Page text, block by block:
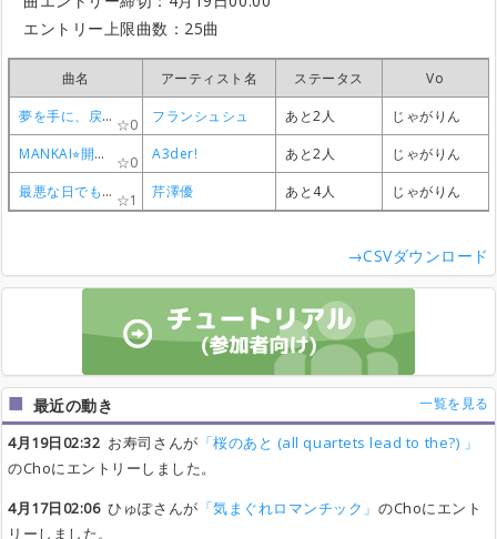
エントリー上限曲数：25曲
曲名 アーティスト名 ステータス
Vo
夢を手に、戻れる場所もない日々を
0 フランシュシュ あと2人
じゃがりん
MANKAI⭐︎開花宣言
0 A3der! あと2人
じゃがりん
最悪な日でもあなたが好き。
1 芹澤優 あと4人 じゃがりん
曲名 アーティスト名 ステータス
Vo
夢を手に、戻れる場所もない日々を
0 フランシュシュ あと2人
じゃがりん
MANKAI⭐︎開花宣言
0 A3der! あと2人
じゃがりん
最悪な日でもあなたが好き。
1 芹澤優 あと4人 じゃがりん
曲名 アーティスト名 ステータス
Vo
夢を手に、戻れる場所もない日々を
0 フランシュシュ あと2人
じゃがりん
MANKAI⭐︎開花宣言
0 A3der! あと2人
じゃがりん
最悪な日でもあなたが好き。
1 芹澤優 あと4人 じゃがりん
曲名 アーティスト名 ステータス
Vo
夢を手に、戻れる場所もない日々を
0 フランシュシュ あと2人
じゃがりん
MANKAI⭐︎開花宣言
0 A3der! あと2人
じゃがりん
最悪な日でもあなたが好き。
1 芹澤優 あと4人 じゃがりん
→CSVダウンロード
最近の動き 一覧を見る
4月19日02:32 お寿司さんが 「桜のあと (all quartets lead to the?) 」
のChoにエントリーしました。
4月17日02:06ひゅぽさんが 「気まぐれロマンチック」のChoにエント
リーしました。